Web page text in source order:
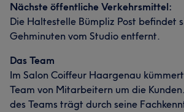
Nächste öffentliche Verkehrsmittel:
Die Haltestelle Bümpliz Post befindet
Gehminuten vom Studio entfernt.
Das Team
Im Salon Coiffeur Haargenau
Team von Mitarbeitern um die
des Teams trägt durch seine